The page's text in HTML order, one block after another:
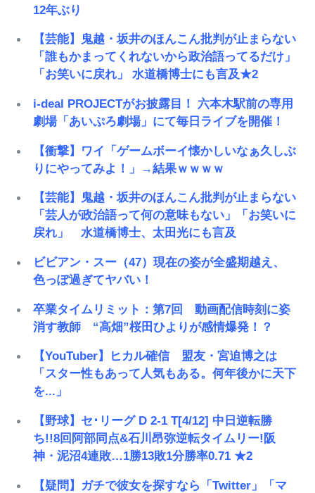
12年ぶり
【芸能】鬼越・坂井のほんこん批判が止まらない
「誰もかまってくれないから政治語ってるだけ」
「お笑いに戻れ」 水道橋博士にも言及★2
i-deal PROJECTがお披露目！ 六本木駅前の専用
劇場「あいぷろ劇場」にて毎日ライブを開催！
【衝撃】ワイ「ゲームボーイ懐かしいなぁ久しぶ
りにやってみよ！」→結果ｗｗｗｗ
【芸能】鬼越・坂井のほんこん批判が止まらない
「芸人が政治語って何の意味もない」「お笑いに
戻れ」 水道橋博士、太田光にも言及
ビビアン・スー（47）現在の姿が全盛期越え、
色っぽ過ぎてヤバい！
卒業タイムリミット：第7回 動画配信時刻に姿
消す教師 “高畑”桜田ひよりが感情爆発！？
【YouTuber】ヒカル確信 盟友・宮迫博之は
「スター性もあって人気もある。何年後かに天下
を...」
【野球】セ･リーグ D 2-1 T[4/12] 中日逆転勝
ち!!8回阿部同点&石川昂弥逆転タイムリー!阪
神・泥沼4連敗…1勝13敗1分勝率0.71 ★2
【疑問】ガチで彼女を探すなら「Twitter」「マ